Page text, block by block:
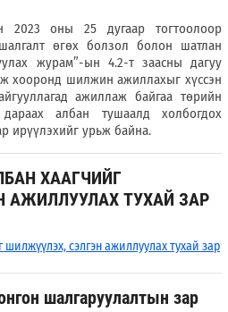
2023 оны 25 дугаар тогтоолоор
өгөх болзол болон шатлан
журам”-ын 4.2-т заасны дагуу
хооронд шилжин ажиллахыг хүссэн
ажиллаж байгаа төрийн
албан тушаалд холбогдох
ирүүлэхийг урьж байна.
ХААГЧИЙГ
АЖИЛЛУУЛАХ ТУХАЙ ЗАР
сэлгэн ажиллуулах тухай зар
шалгаруулалтын зар